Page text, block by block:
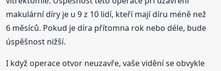
makulární díry je u 9 z 10 lidí, kteří mají díru méně než
6 měsíců. Pokud je díra přítomna rok nebo déle, bude
úspěšnost nižší.
I když operace otvor neuzavře, vaše vidění se obvykle